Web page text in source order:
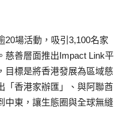
20場活動，吸引3,100名家
慈善層面推出Impact Link平
目標是將香港發展為區域慈
「香港家辦匯」、與阿聯酋
中東，讓生態圈與全球無縫